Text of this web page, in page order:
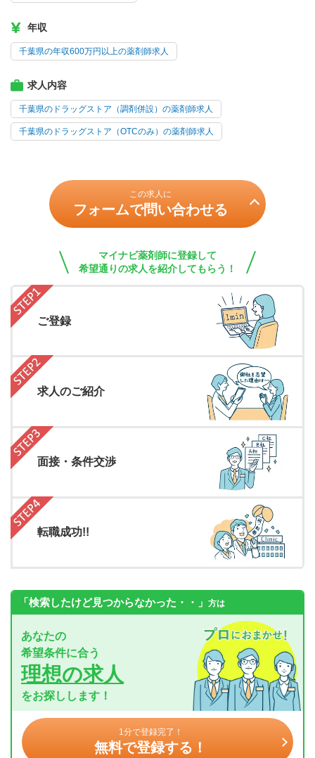
年収
千葉県の年収600万円以上の薬剤師求人
求人内容
千葉県のドラッグストア（調剤併設）の薬剤師求人
千葉県のドラッグストア（OTCのみ）の薬剤師求人
この求人に
フォームで問い合わせる
マイナビ薬剤師に登録して
希望通りの求人を紹介してもらう！
ご登録
求人のご紹介
面接・条件交渉
転職成功!!
「検索したけど見つからなかった・・」 方は
あなたの
希望条件に合う
理想の求人
をお探しします！
1分で登録完了！
無料で登録する！